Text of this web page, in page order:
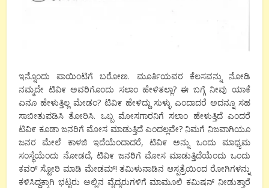
ಇನ್ನೊಂದು ಪಾಯಿಂಟಿಗೆ ಬರೋಣ. ಮೂರ್ತಿಯವರ ಕೆಲಸವನ್ನು ನೋಡಿ
ನಮ್ಮದೇ ಟಿವಿ೯ ಅವರಿಗೊಂದು ಸಲಾಂ ಹೇಳಿತಲ್ಲಾ? ಈ ಬಗ್ಗೆ ನೀವು ಯಾಕೆ
ಏನೂ ಹೇಳುತ್ತಿಲ್ಲ ಮೇಡಂ? ಟಿವಿ೯ ಹೇಳಿದ್ದು ಸುಳ್ಳು ಎಂದಾದರೆ ಅದನ್ನೂ ಸಹ
ಸಾಬೀತುಪಡಿಸಿ ತೋರಿಸಿ. ಒಬ್ಬ ಮೋಸಗಾರನಿಗೆ ಸಲಾಂ ಹೇಳುತ್ತಿದೆ ಎಂದರೆ
ಟಿವಿ೯ ಕೂಡಾ ಜನರಿಗೆ ಮೋಸ ಮಾಡುತ್ತಿದೆ ಎಂದಲ್ಲವೇ? ನಿಮಗೆ ನಿಜವಾಗಿಯೂ
ಜನರ ಮೇಲೆ ಕಾಳಜಿ ಇದೆಯೆಂದಾದರೆ, ಟಿವಿ೯ ಅನ್ನು ಒಂದು ಮಾಧ್ಯಮ
ಸಂಸ್ಥೆಯೆಂದು ನೋಡದೆ, ಟಿವಿ೯ ಜನರಿಗೆ ಮೋಸ ಮಾಡುತ್ತಿದೆಯೆಂದು ಒಂದು
ಕವರ್ ಸ್ಟೋರಿ ಮಾಡಿ ಮೇಡಮ್! ತಮಿಳುನಾಡಿನ ಆಸ್ಪತ್ರೆಯಿಂದ ರೋಗಿಗಳನ್ನು
ಕಳಿಸಿದ್ದಕ್ಕಾಗಿ ಭಟ್ಟರು ಅಲ್ಲಿನ ವೈದ್ಯರುಗಳಿಗೆ ಮಾಮೂಲಿ ಕಮಿಷನ್ ನೀಡುತ್ತಾರೆ